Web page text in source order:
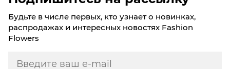
Будьте в числе первых, кто узнает о новинках,
распродажах и интересных новостях Fashion
Flowers